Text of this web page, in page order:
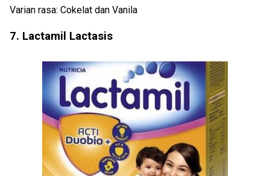
Varian rasa: Cokelat dan Vanila
7. Lactamil Lactasis